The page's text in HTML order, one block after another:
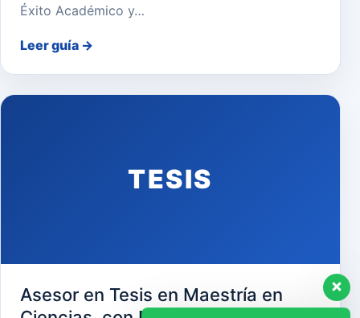
Éxito Académico y…
Leer guía →
TESIS
Asesor en Tesis en Maestría en